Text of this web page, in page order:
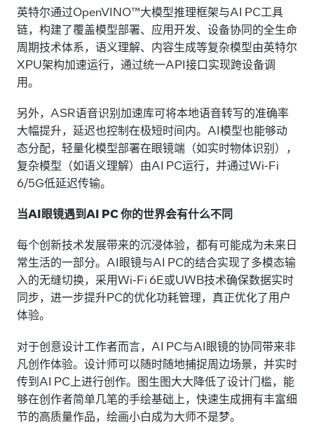
英特尔通过OpenVINO™大模型推理框架与AI PC工具
链，构建了覆盖模型部署、应用开发、设备协同的全生命
周期技术体系，语义理解、内容生成等复杂模型由英特尔
XPU架构加速运行，通过统一API接口实现跨设备调
用。
另外，ASR语音识别加速库可将本地语音转写的准确率
大幅提升，延迟也控制在极短时间内。AI模型也能够动
态分配，轻量化模型部署在眼镜端（如实时物体识别），
复杂模型（如语义理解）由AI PC运行，并通过Wi-Fi
6/5G低延迟传输。
当AI眼镜遇到AI PC 你的世界会有什么不同
每个创新技术发展带来的沉浸体验，都有可能成为未来日
常生活的一部分。AI眼镜与AI PC的结合实现了多模态输
入的无缝切换，采用Wi-Fi 6E或UWB技术确保数据实时
同步，进一步提升PC的优化功耗管理，真正优化了用户
体验。
对于创意设计工作者而言，AI PC与AI眼镜的协同带来非
凡创作体验。设计师可以随时随地捕捉周边场景，并实时
传到AI PC上进行创作。图生图大大降低了设计门槛，能
够在创作者简单几笔的手绘基础上，快速生成拥有丰富细
节的高质量作品，绘画小白成为大师不是梦。